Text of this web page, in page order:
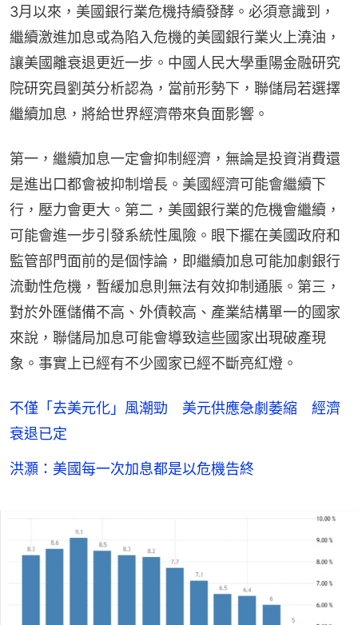
3月以來，美國銀行業危機持續發酵。必須意識到，
繼續激進加息或為陷入危機的美國銀行業火上澆油，
讓美國離衰退更近一步。中國人民大學重陽金融研究
院研究員劉英分析認為，當前形勢下，聯儲局若選擇
繼續加息，將給世界經濟帶來負面影響。
第一，繼續加息一定會抑制經濟，無論是投資消費還
是進出口都會被抑制增長。美國經濟可能會繼續下
行，壓力會更大。第二，美國銀行業的危機會繼續，
可能會進一步引發系統性風險。眼下擺在美國政府和
監管部門面前的是個悖論，即繼續加息可能加劇銀行
流動性危機，暫緩加息則無法有效抑制通脹。第三，
對於外匯儲備不高、外債較高、產業結構單一的國家
來說，聯儲局加息可能會導致這些國家出現破產現
象。事實上已經有不少國家已經不斷亮紅燈。
不僅「去美元化」風潮勁 美元供應急劇萎縮 經濟
衰退已定
洪灝：美國每一次加息都是以危機告終